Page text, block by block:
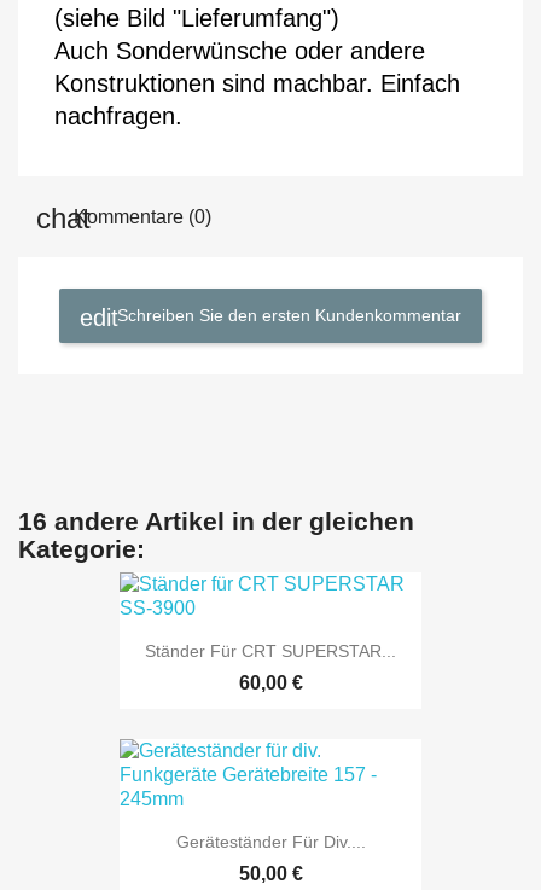
(siehe Bild "Lieferumfang")
Auch Sonderwünsche oder andere
Konstruktionen sind machbar. Einfach
nachfragen.
Kommentare (0)
Schreiben Sie den ersten Kundenkommentar
16 andere Artikel in der gleichen
Kategorie:
Ständer Für CRT SUPERSTAR...
60,00 €
Geräteständer Für Div....
50,00 €